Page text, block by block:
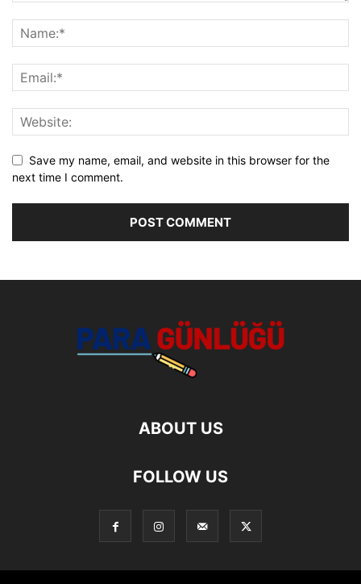
Save my name, email, and website in this browser for the
next time I comment.
ABOUT US
FOLLOW US